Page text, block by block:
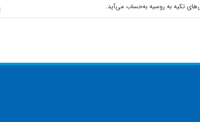
تکیه به روسیه به‌حساب می‌آید.